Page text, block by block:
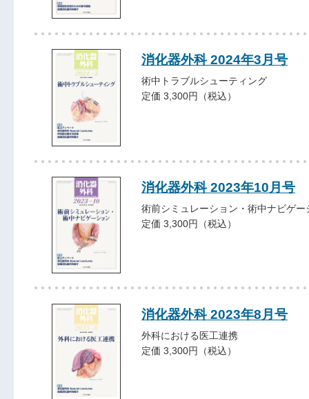
消化器外科 2024年3月号
術中トラブルシューティング
定価 3,300円（税込）
消化器外科 2023年10月号
術前シミュレーション・術中ナビゲー
定価 3,300円（税込）
消化器外科 2023年8月号
外科における医工連携
定価 3,300円（税込）